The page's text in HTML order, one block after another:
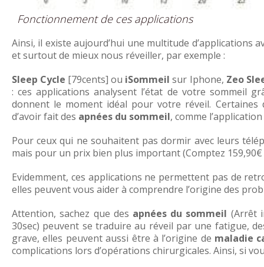
Fonctionnement de ces applications
Ainsi, il existe aujourd’hui une multitude d’applications
et surtout de mieux nous réveiller, par exemple :
Sleep Cycle [79cents] ou iSommeil sur Iphone, Zeo
: ces applications analysent l’état de votre sommeil
donnent le moment idéal pour votre réveil.
d’avoir fait des apnées du sommeil, comme l’application
Pour ceux qui ne souhaitent pas dormir avec leurs
mais pour un prix bien plus important (Comptez 159,90€
Evidemment, ces applications ne permettent pas de
elles peuvent vous aider à comprendre l’origine des
Attention, sachez que des apnées du sommeil (Arrêt
30sec) peuvent se traduire au réveil par une fatigue,
grave, elles peuvent aussi être à l’origine de maladie
complications lors d’opérations chirurgicales. Ainsi, si